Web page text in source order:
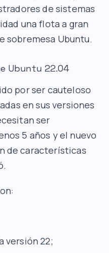
de sistemas
una flota a gran
sobremesa Ubuntu.
Ubuntu 22.04
por ser cauteloso
en sus versiones
ser
5 años y el nuevo
de características
versión 22;